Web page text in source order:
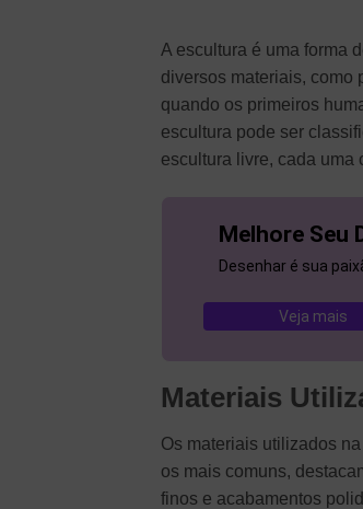
A escultura é uma forma
diversos materiais, como
quando os primeiros
escultura pode ser
escultura livre, cada uma
Melhore Seu
Desenhar é sua
Veja mais
Materiais
Os materiais utilizados
os mais comuns,
finos e acabamentos